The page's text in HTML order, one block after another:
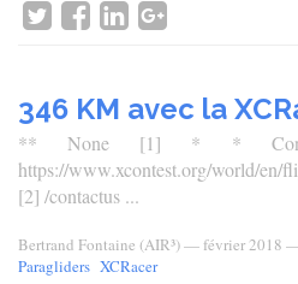
346 KM avec la
** None [1] * *
https://www.xcontest.org/world/en/
[2] /contactus ...
Bertrand Fontaine (AIR³)—février 2018 —
Paragliders XCRacer